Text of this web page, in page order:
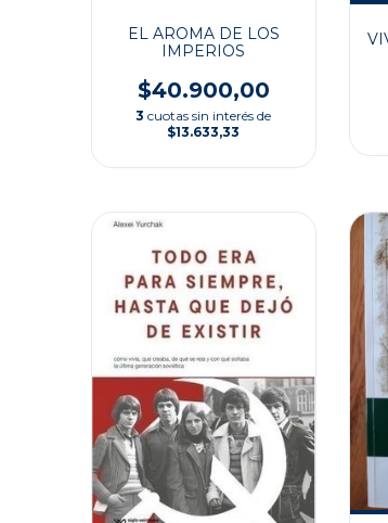
EL AROMA DE LOS
IMPERIOS
$40.900,00
3 cuotas sin interés de
$13.633,33